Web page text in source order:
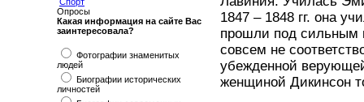
Опросы
Какая информация на сайте Вас
заинтересовала?
Фотографии знаменитых
людей
Биографии исторических
личностей
1847 – 1848 гг. она
прошли под сильным
совсем не
убежденной
женщиной Дикинсон